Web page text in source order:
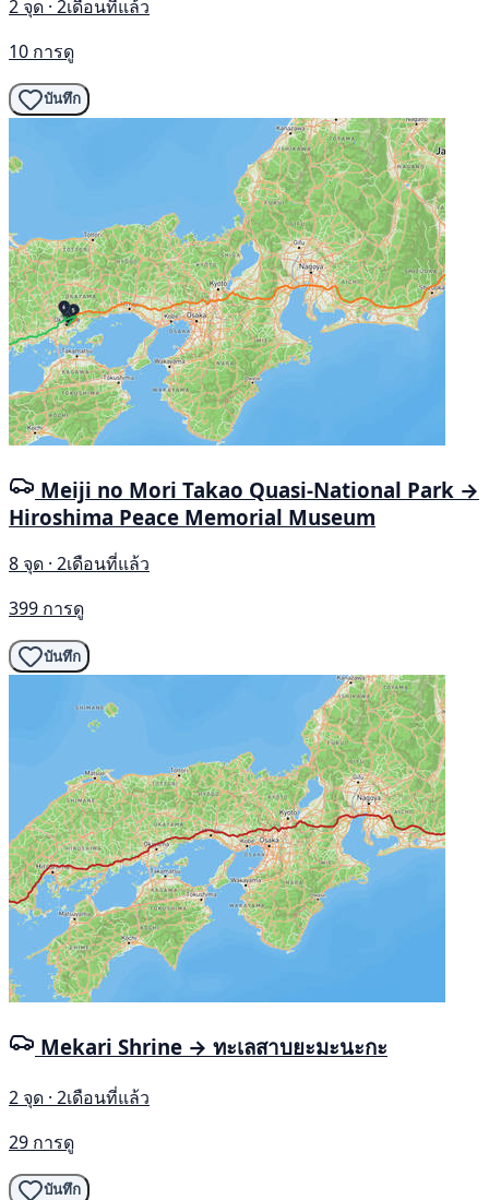
2 จุด · 2เดือนที่แล้ว
10 การดู
บันทึก
Meiji no Mori Takao Quasi-National Park →
Hiroshima Peace Memorial Museum
8 จุด · 2เดือนที่แล้ว
399 การดู
บันทึก
Mekari Shrine → ทะเลสาบยะมะนะกะ
2 จุด · 2เดือนที่แล้ว
29 การดู
บันทึก